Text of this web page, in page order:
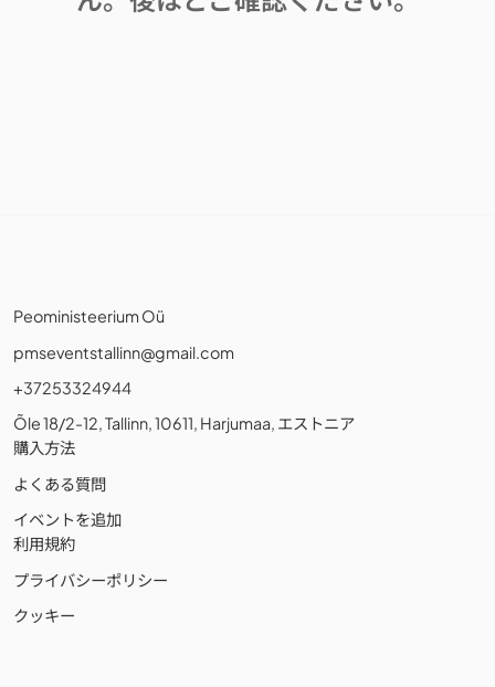
Peoministeerium Oü
pmseventstallinn@gmail.com
+37253324944
Õle 18/2-12, Tallinn, 10611, Harjumaa, エストニア
購入方法
よくある質問
イベントを追加
利用規約
プライバシーポリシー
クッキー